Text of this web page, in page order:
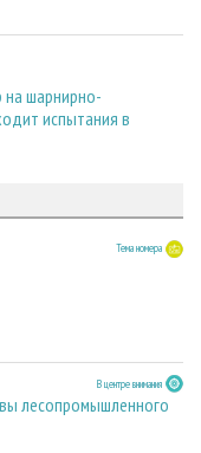
шарнирно-
испытания в
Тема номера
В центре внимания
лесопромышленного